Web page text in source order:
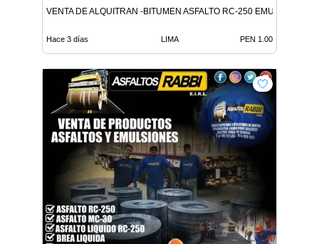
VENTA DE ALQUITRAN -BITUMEN ASFALTO RC-250 EMULSION
Hace 3 días LIMA PEN 1.00